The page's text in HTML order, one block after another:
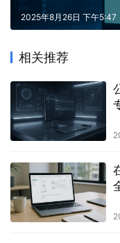
2025年8月26日 下午5:47
相关推荐